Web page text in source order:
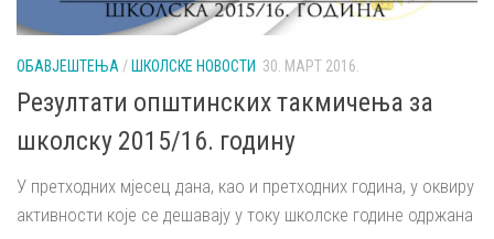
ОБАВЈЕШТЕЊА / ШКОЛСКЕ НОВОСТИ 30. МАРТ 2016.
Резултати општинских такмичења за
школску 2015/16. годину
У претходних мјесец дана, као и претходних година, у оквиру
активности које се дешавају у току школске године одржана